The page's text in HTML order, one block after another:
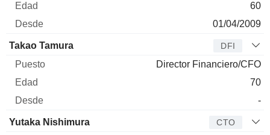
60
01/04/2009
Takao Tamura DFI
Director Financiero/CFO
70
-
Yutaka Nishimura CTO